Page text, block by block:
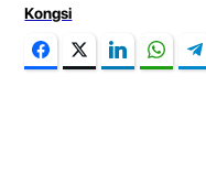
Kongsi
FacebookTwitter LinkedIn